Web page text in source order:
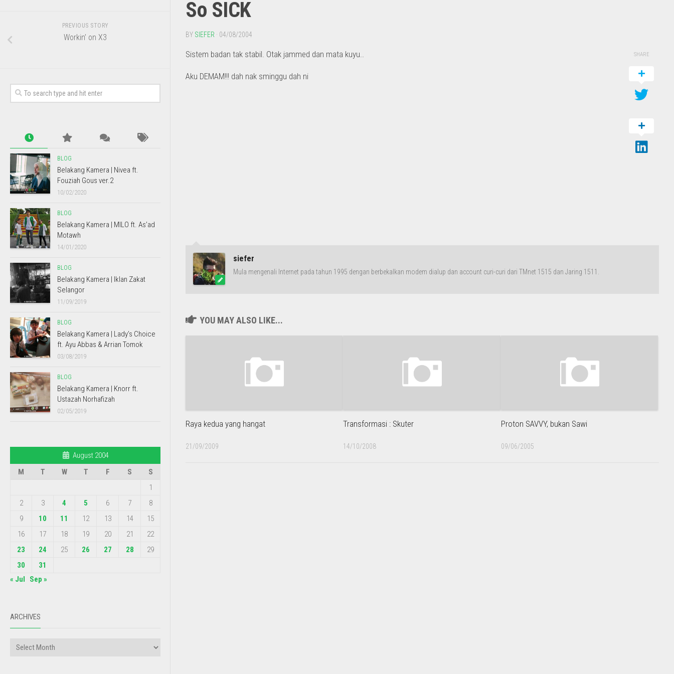
So SICK
BY SIEFER · 04/08/2004
Sistem badan tak stabil. Otak jammed dan mata kuyu..
Aku DEMAM!!! dah nak sminggu dah ni
SHARE
siefer
Mula mengenali Internet pada tahun 1995 dengan berbekalkan modem dialup dan account curi-curi dari TMnet 1515 dan Jaring 1511.
YOU MAY ALSO LIKE...
Raya kedua yang hangat
21/09/2009
Transformasi : Skuter
14/10/2008
Proton SAVVY, bukan Sawi
09/06/2005
PREVIOUS STORY
Workin’ on X3
BLOG
Belakang Kamera | Nivea ft.
Fouziah Gous ver.2
10/02/2020
BLOG
Belakang Kamera | MILO ft. As’ad
Motawh
14/01/2020
BLOG
Belakang Kamera | Iklan Zakat
Selangor
11/09/2019
BLOG
Belakang Kamera | Lady’s Choice
ft. Ayu Abbas & Arrian Tomok
03/08/2019
BLOG
Belakang Kamera | Knorr ft.
Ustazah Norhafizah
02/05/2019
August 2004
M
T W T F S
S
1
2
3 4 5 6 7
8
9
10 11 12 13 14
15
16
17 18 19 20 21
22
23
24 25 26 27 28
29
30
31
« Jul
Sep »
ARCHIVES